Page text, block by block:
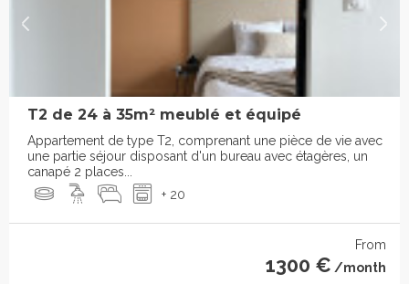
T2 de 24 à 35m² meublé et équipé
Appartement de type T2, comprenant une pièce de vie avec
une partie séjour disposant d'un bureau avec étagères, un
canapé 2 places...
+ 20
From
1300 € /month